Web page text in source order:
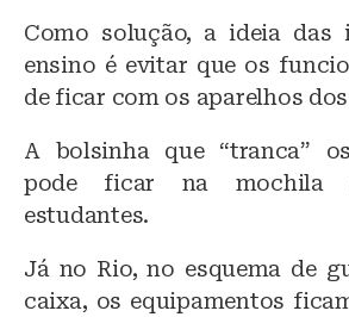
Como solução, a ideia das
ensino é evitar que os
de ficar com os aparelhos
A bolsinha que “tranca”
pode ficar na mochila
estudantes.
Já no Rio, no esquema de
caixa, os equipamentos